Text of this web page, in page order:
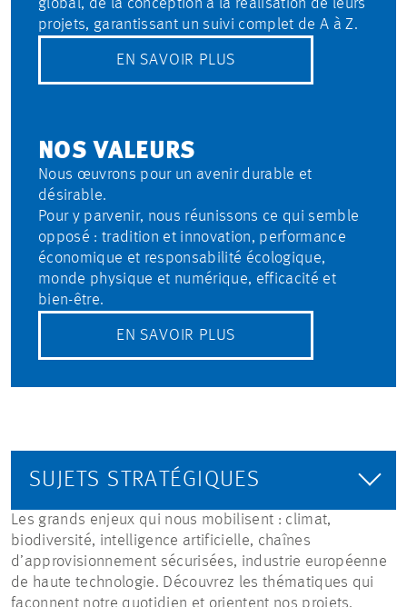
global, de la conception à la réalisation de leurs
projets, garantissant un suivi complet de A à Z.
EN SAVOIR PLUS
NOS VALEURS
Nous œuvrons pour un avenir durable et
désirable.
Pour y parvenir, nous réunissons ce qui semble
opposé : tradition et innovation, performance
économique et responsabilité écologique,
monde physique et numérique, efficacité et
bien-être.
EN SAVOIR PLUS
SUJETS STRATÉGIQUES
Les grands enjeux qui nous mobilisent : climat,
biodiversité, intelligence artificielle, chaînes
d’approvisionnement sécurisées, industrie européenne
de haute technologie. Découvrez les thématiques qui
façonnent notre quotidien et orientent nos projets.